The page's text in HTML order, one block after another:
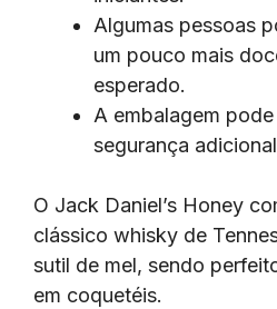
Algumas pessoas
um pouco mais
esperado.
A embalagem
segurança
O Jack Daniel’s Honey
clássico whisky de
sutil de mel, sendo
em coquetéis.